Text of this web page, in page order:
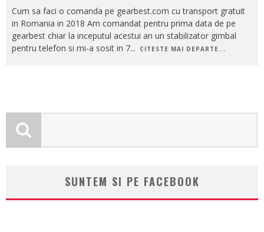
Cum sa faci o comanda pe gearbest.com cu transport gratuit
in Romania in 2018 Am comandat pentru prima data de pe
gearbest chiar la inceputul acestui an un stabilizator gimbal
pentru telefon si mi-a sosit in 7... CITESTE MAI DEPARTE...
SUNTEM SI PE FACEBOOK